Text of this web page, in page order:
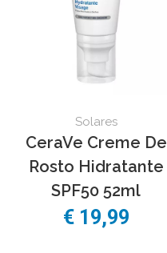
Solares
CeraVe Creme De
Rosto Hidratante
SPF50 52ml
€ 19,99